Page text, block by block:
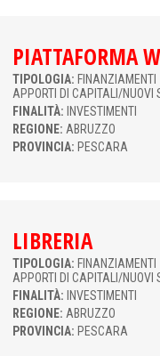
PIATTAFORMA
TIPOLOGIA:
APPORTI DI CAPITALI/NUOVI
FINALITÀ: INVESTIMENTI
REGIONE: ABRUZZO
PROVINCIA: PESCARA
LIBRERIA
TIPOLOGIA:
APPORTI DI CAPITALI/NUOVI
FINALITÀ: INVESTIMENTI
REGIONE: ABRUZZO
PROVINCIA: PESCARA